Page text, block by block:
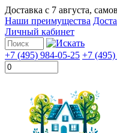
Доставка с 7 августа,
Наши преимущества
Личный кабинет
+7 (495) 984-05-25 +7